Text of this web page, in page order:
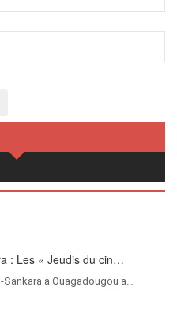
: Les « Jeudis du cin…
à Ouagadougou a…